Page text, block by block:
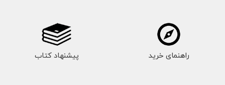
راهنمای خرید پیشنهاد کتاب